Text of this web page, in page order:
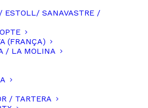
ESTOLL/ SANAVASTRE /
(FRANÇA)
/ LA MOLINA
/ TARTERA